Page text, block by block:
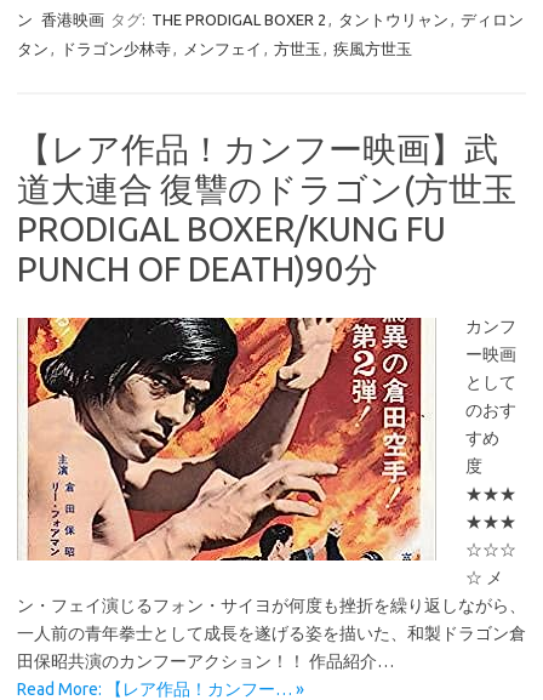
ン 香港映画 タグ: THE PRODIGAL BOXER 2 , タントウリャン , ディロン
タン , ドラゴン少林寺, メンフェイ , 方世玉 , 疾風方世玉
【レア作品！カンフー映画】武
道大連合 復讐のドラゴン(方世玉
PRODIGAL BOXER/KUNG FU
PUNCH OF DEATH)90分
カンフ
ー映画
として
のおす
すめ
度
★★★
★★★
☆☆☆
☆ メ
ン・フェイ演じるフォン・サイヨが何度も挫折を繰り返しながら、
一人前の青年拳士として成長を遂げる姿を描いた、和製ドラゴン倉
田保昭共演のカンフーアクション！！ 作品紹介…
Read More: 【レア作品！カンフー… »